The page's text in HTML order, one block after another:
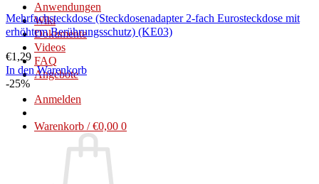
Anwendungen
Wiki
Dokumente
Videos
FAQ
Angebote
Anmelden
Warenkorb /€0,00 0
Mehrfachsteckdose (Steckdosenadapter 2-fach Eurosteckdose mit
erhöhtem Berührungsschutz) (KE03)
€1,29
In den Warenkorb
-25%